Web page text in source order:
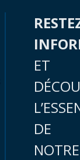
ET
DE
NOTRE